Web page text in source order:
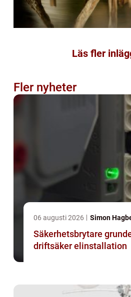
Läs fler
Fler nyheter
06 augusti 2026 Simon
Säkerhetsbrytare grunden för trygg och
driftsäker elinstallation